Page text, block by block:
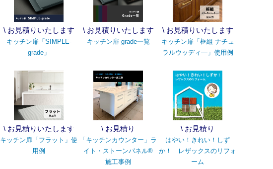
\ お見積りいたします
キッチン扉「SIMPLE-
grade」
\ お見積りいたします
キッチン扉 grade一覧
\ お見積りいたします
キッチン扉「框組 ナチュ
ラルウッディ―」使用例
\ お見積りいたします
キッチン扉「フラット」使
用例
\ お見積り
「キッチンカウンター」ラ
イト・ストーンパネル®
施工事例
\ お見積り
はやい！きれい！しず
か！ レザックスのリフォ
ーム